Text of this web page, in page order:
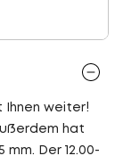
Ihnen weiter!
hat
Der 12.00-